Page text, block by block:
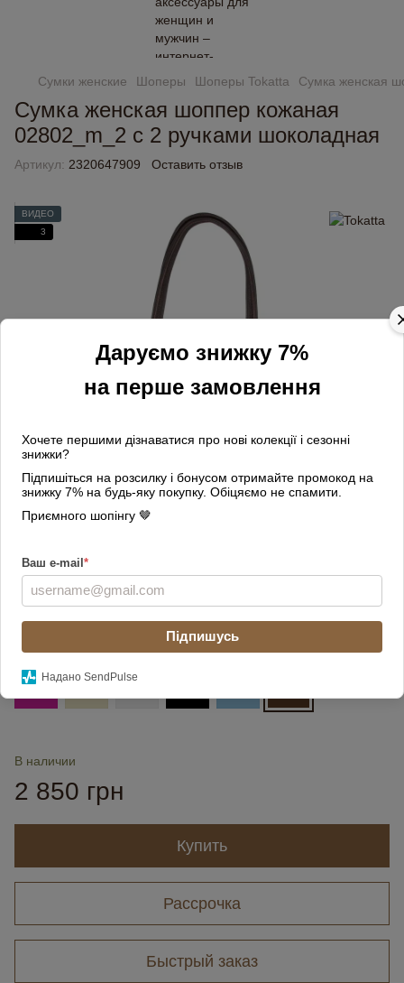
Даруємо знижку 7%
на перше замовлення
Хочете першими дізнаватися про нові колекції і сезонні
знижки?
Підпишіться на розсилку і бонусом отримайте промокод на
знижку 7% на будь-яку покупку. Обіцяємо не спамити.
Приємного шопінгу 🤎
Ваш e-mail *
Підпишусь
Надано SendPulse
Сумки женские Шоперы Шоперы Tokatta Сумка женская
Сумка женская шоппер кожаная
02802_m_2 с 2 ручками шоколадная
Артикул: 2320647909 Оставить отзыв
ВИДЕО
3
Цвет
В наличии
2 850 грн
Купить
Рассрочка
Быстрый заказ